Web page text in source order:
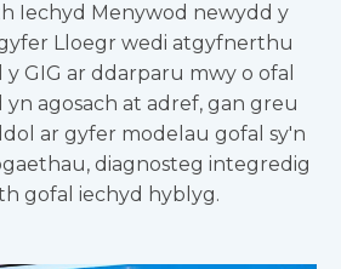
Iechyd Menywod newydd y
Lloegr wedi atgyfnerthu
GIG ar ddarparu mwy o ofal
agosach at adref, gan greu
ar gyfer modelau gofal sy'n
diagnosteg integredig
gofal iechyd hyblyg.